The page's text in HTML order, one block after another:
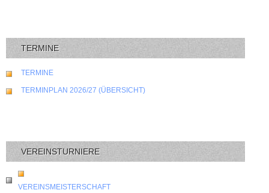
TERMINE
TERMINE
TERMINPLAN 2026/27 (ÜBERSICHT)
VEREINSTURNIERE
VEREINSMEISTERSCHAFT